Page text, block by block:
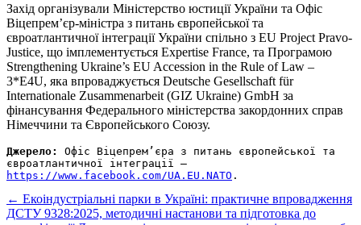
Захід організували Міністерство юстиції України та Офіс
Віцепрем’єр-міністра з питань європейської та
євроатлантичної інтеграції України спільно з EU Project Pravo-
Justice, що імплементується Expertise France, та Програмою
Strengthening Ukraine’s EU Accession in the Rule of Law –
3*E4U, яка впроваджується Deutsche Gesellschaft für
Internationale Zusammenarbeit (GIZ Ukraine) GmbH за
фінансування Федерального міністерства закордонних справ
Німеччини та Європейського Союзу.
Джерело:
Офіс Віцепрем’єра з питань європейської та
https://www.facebook.com/UA.EU.NATO .
Post
← Екоіндустріальні парки в Україні: практичне впровадження
ДСТУ 9328:2025, методичні настанови та підготовка до